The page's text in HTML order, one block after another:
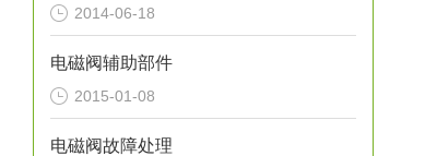
2014-06-18
电磁阀辅助部件
2015-01-08
电磁阀故障处理